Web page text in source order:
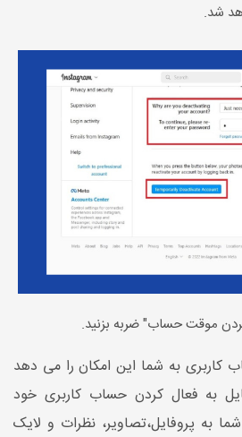
شد.
موقت حساب" ضربه بزنید.
کاربری به شما این امکان را می دهد
به فعال کردن حساب کاربری خود
به پروفایل،تصاویر، نظرات و لایک